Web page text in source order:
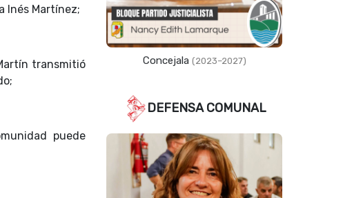
Inés Martínez;
transmitió
puede
Concejala (2023–2027)
DEFENSA COMUNAL